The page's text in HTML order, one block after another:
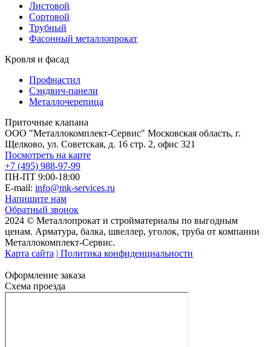
Листовой
Сортовой
Трубный
Фасонный металлопрокат
Кровля и фасад
Профнастил
Сэндвич-панели
Металлочерепица
Приточные клапана
ООО "Металлокомплект-Сервис" Московская область, г.
Щелково, ул. Советская, д. 16 стр. 2, офис 321
Посмотреть на карте
+7 (495) 988-97-99
ПН-ПТ 9:00-18:00
E-mail: info@mk-services.ru
Напишите нам
Обратный звонок
2024 © Металлопрокат и стройматериалы по выгодным
ценам. Арматура, балка, швеллер, уголок, труба от компании
Металлокомплект-Сервис.
Карта сайта | Политика конфиденциальности
Оформление заказа
Схема проезда